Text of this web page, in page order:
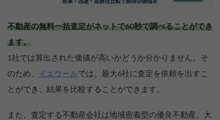
不動産の無料一括査定がネットで60秒で調べることができ
ます。
1社では算出された価値が高いかどうか分かりません。そ
のため、
イエウールでは、最大6社に査定を依頼を出すこ
とができ、結果を比較することができます。
また、査定する不動産会社は地域密着型の優良不動産、大